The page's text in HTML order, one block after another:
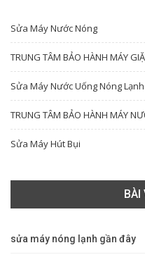
Sửa Máy Nước Nóng
TRUNG TÂM BẢO HÀNH MÁY
Sửa Máy Nước Uống Nóng Lạnh
TRUNG TÂM BẢO HÀNH MÁY
Sửa Máy Hút Bụi
BÀI
sửa máy nóng lạnh gần đây